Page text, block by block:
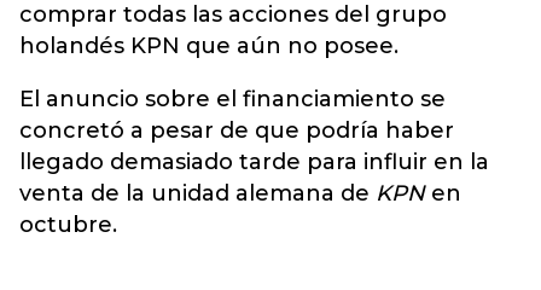
comprar todas las acciones del grupo
holandés KPN que aún no posee.
El anuncio sobre el financiamiento se
concretó a pesar de que podría haber
llegado demasiado tarde para influir en la
venta de la unidad alemana de KPNen
octubre.